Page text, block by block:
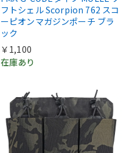
フトシェル Scorpion 762 スコ
ーピオンマガジンポーチ ブラ
ック
￥1,100
在庫あり